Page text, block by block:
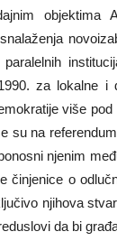
objektima
za lokalne i
više
su na
njenim
činjenice o
njihova
da bi